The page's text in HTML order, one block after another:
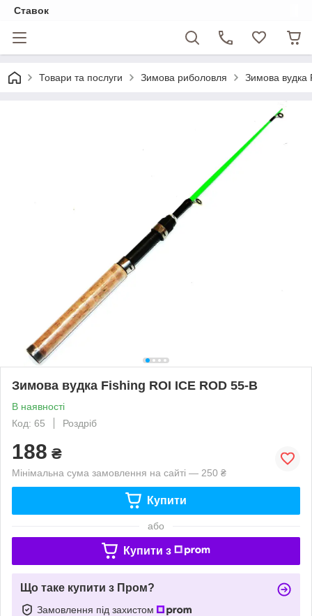
Ставок
Товари та послуги Зимова риболовля Зимова вудка
Зимова вудка Fishing ROI ICE ROD 55-B
В наявності
Код: 65
Роздріб
188 ₴
Мінімальна сума замовлення на сайті — 250 ₴
Купити
або
Купити з
Що таке купити з Пром?
Замовлення під захистом